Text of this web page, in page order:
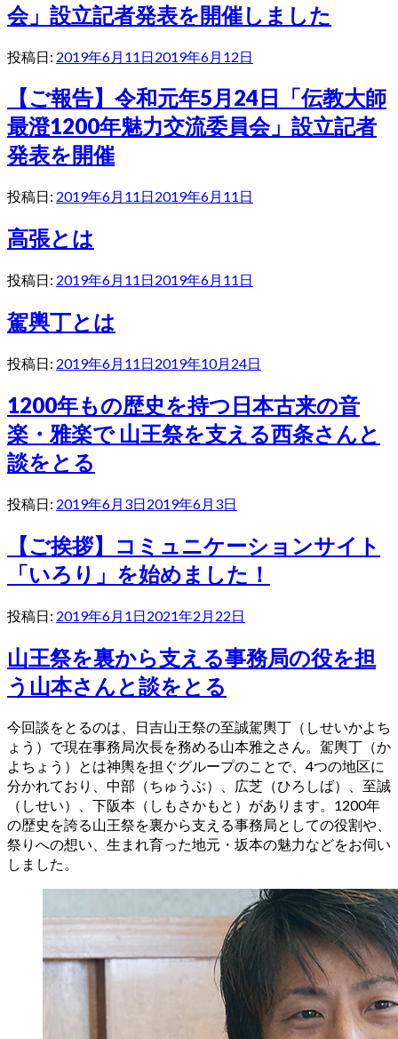
会」設立記者発表を開催しました
投稿日: 2019年6月11日2019年6月12日
【ご報告】令和元年5月24日「伝教大師
最澄1200年魅力交流委員会」設立記者
発表を開催
投稿日: 2019年6月11日2019年6月11日
高張とは
投稿日: 2019年6月11日2019年6月11日
駕輿丁とは
投稿日: 2019年6月11日2019年10月24日
1200年もの歴史を持つ日本古来の音
楽・雅楽で 山王祭を支える西条さんと
談をとる
投稿日: 2019年6月3日2019年6月3日
【ご挨拶】コミュニケーションサイト
「いろり」を始めました！
投稿日: 2019年6月1日2021年2月22日
山王祭を裏から支える事務局の役を担
う山本さんと談をとる
今回談をとるのは、日吉山王祭の至誠駕輿丁（しせいかよち
ょう）で現在事務局次長を務める山本雅之さん。駕輿丁（か
よちょう）とは神輿を担ぐグループのことで、4つの地区に
分かれており、中部（ちゅうぶ）、広芝（ひろしば）、至誠
（しせい）、下阪本（しもさかもと）があります。1200年
の歴史を誇る山王祭を裏から支える事務局としての役割や、
祭りへの想い、生まれ育った地元・坂本の魅力などをお伺い
しました。